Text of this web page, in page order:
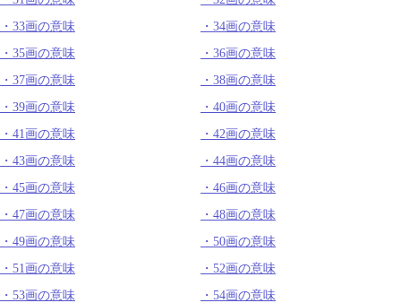
33画の意味
34画の意味
35画の意味
36画の意味
37画の意味
38画の意味
39画の意味
40画の意味
41画の意味
42画の意味
43画の意味
44画の意味
45画の意味
46画の意味
47画の意味
48画の意味
49画の意味
50画の意味
51画の意味
52画の意味
53画の意味
54画の意味